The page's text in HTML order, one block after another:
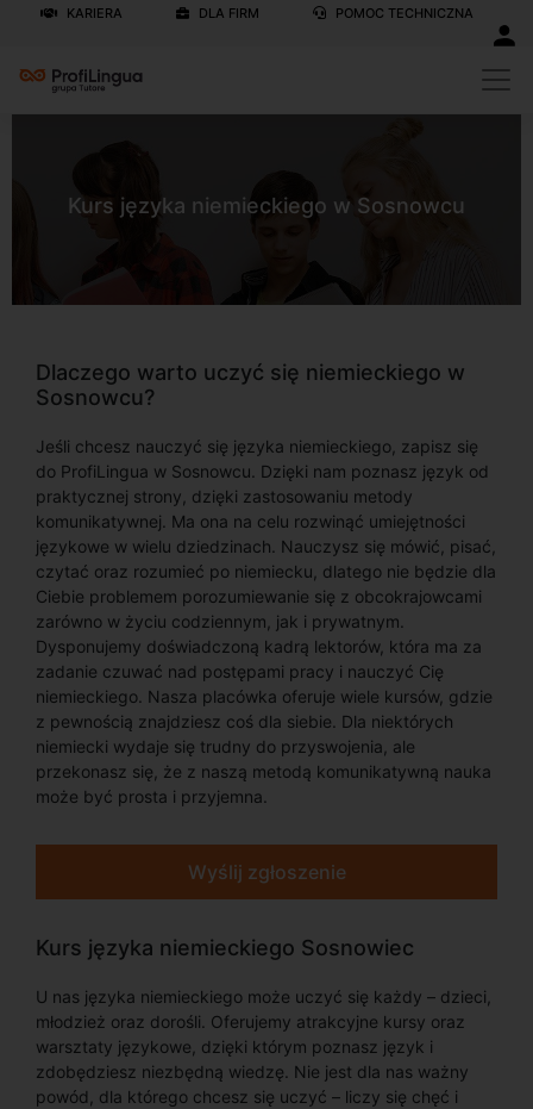
KARIERA DLA FIRM POMOC TECHNICZNA
Kurs języka niemieckiego w Sosnowcu
Dlaczego warto uczyć się niemieckiego w
Sosnowcu?
Jeśli chcesz nauczyć się języka niemieckiego, zapisz się
do ProfiLingua w Sosnowcu. Dzięki nam poznasz język od
praktycznej strony, dzięki zastosowaniu metody
komunikatywnej. Ma ona na celu rozwinąć umiejętności
językowe w wielu dziedzinach. Nauczysz się mówić, pisać,
czytać oraz rozumieć po niemiecku, dlatego nie będzie dla
Ciebie problemem porozumiewanie się z obcokrajowcami
zarówno w życiu codziennym, jak i prywatnym.
Dysponujemy doświadczoną kadrą lektorów, która ma za
zadanie czuwać nad postępami pracy i nauczyć Cię
niemieckiego. Nasza placówka oferuje wiele kursów, gdzie
z pewnością znajdziesz coś dla siebie. Dla niektórych
niemiecki wydaje się trudny do przyswojenia, ale
przekonasz się, że z naszą metodą komunikatywną nauka
może być prosta i przyjemna.
Wyślij zgłoszenie
Kurs języka niemieckiego Sosnowiec
U nas języka niemieckiego może uczyć się każdy – dzieci,
młodzież oraz dorośli. Oferujemy atrakcyjne kursy oraz
warsztaty językowe, dzięki którym poznasz język i
zdobędziesz niezbędną wiedzę. Nie jest dla nas ważny
powód, dla którego chcesz się uczyć – liczy się chęć i